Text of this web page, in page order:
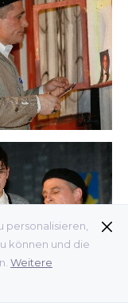
personalisieren,
können und die
Weitere